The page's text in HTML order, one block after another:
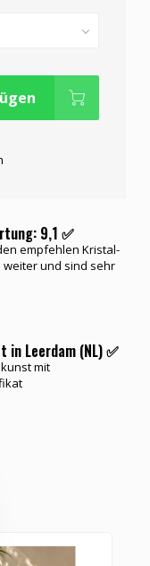
9,1 ✅
empfehlen Kristal-
weiter und sind sehr
in Leerdam (NL) ✅
mit